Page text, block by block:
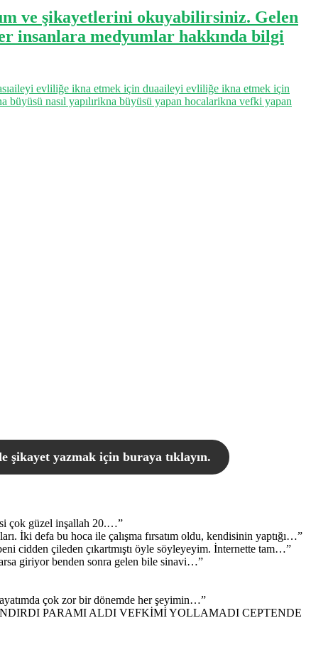
ve şikayetlerini okuyabilirsiniz. Gelen
insanlara medyumlar hakkında bilgi
aileyi evliliğe ikna etmek için duaaileyi evliliğe ikna etmek için
büyüsü nasıl yapılırikna büyüsü yapan hocalarikna vefki yapan
şikayet yazmak için buraya tıklayın.
çok güzel inşallah 20.…”
İki defa bu hoca ile çalışma fırsatım oldu, kendisinin yaptığı…”
cidden çileden çıkartmıştı öyle söyleyeyim. İnternette tam…”
giriyor benden sonra gelen bile sinavi…”
çok zor bir dönemde her şeyimin…”
PARAMI ALDI VEFKİMİ YOLLAMADI CEPTENDE